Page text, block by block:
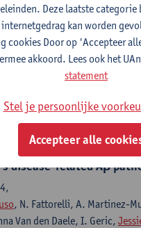
,Alma Nazlie Mohebiany,
Miquel,Baukje Bijnens,Pieter
,Renzo Mancuso
human
states in
disease-related Aβ
, N. Fattorelli, A. Martinez-
Van den Daele, I. Geric,
Deze laatste categorie
kan worden
cookies Door op 'Accepteer
akkoord. Lees ook het
statement
Stel je persoonlijke
Accepteer alle